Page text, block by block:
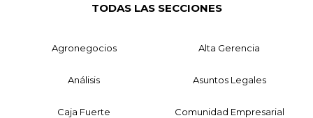
TODAS LAS SECCIONES
Agronegocios Alta Gerencia
Análisis Asuntos Legales
Caja Fuerte Comunidad Empresarial